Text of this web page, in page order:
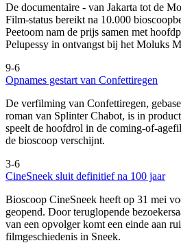
De documentaire - van Jakarta tot de
Film-status bereikt na 10.000
Peetoom nam de prijs samen met
Pelupessy in ontvangst bij het Moluks
9-6
Opnames gestart van Confettiregen
De verfilming van Confettiregen,
roman van Splinter Chabot, is in
speelt de hoofdrol in de coming-of-
de bioscoop verschijnt.
3-6
CineSneek sluit definitief na 100 jaar
Bioscoop CineSneek heeft op 31 mei
geopend. Door teruglopende
van een opvolger komt een einde aan
filmgeschiedenis in Sneek.